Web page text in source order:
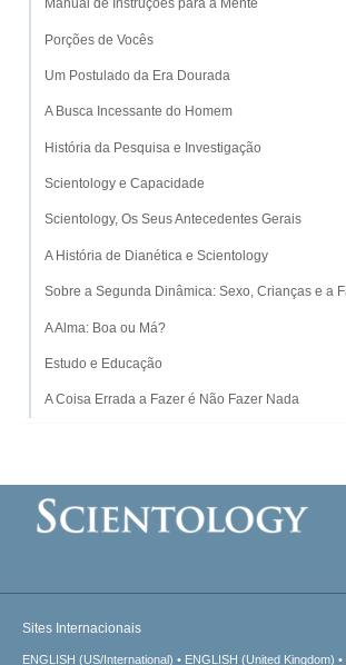
Manual de Instruções para a Mente
Porções de Vocês
Um Postulado da Era Dourada
A Busca Incessante do Homem
História da Pesquisa e Investigação
Scientology e Capacidade
Scientology, Os Seus Antecedentes Gerais
A História de Dianética e Scientology
Sobre a Segunda Dinâmica: Sexo, Crianças e a
A Alma: Boa ou Má?
Estudo e Educação
A Coisa Errada a Fazer é Não Fazer Nada
Sites Internacionais
ENGLISH (US/International) ENGLISH (United Kingdom)